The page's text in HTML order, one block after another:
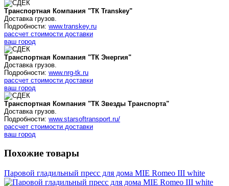
Транспортная Компания "ТК Transkey"
Доставка грузов.
Подробности: www.transkey.ru
рассчет стоимости доставки
ваш город
Транспортная Компания "ТК Энергия"
Доставка грузов.
Подробности: www.nrg-tk.ru
рассчет стоимости доставки
ваш город
Транспортная Компания "ТК Звезды Транспорта"
Доставка грузов.
Подробности: www.starsoftransport.ru/
рассчет стоимости доставки
ваш город
Похожие товары
Паровой гладильный пресс для дома MIE Romeo III white